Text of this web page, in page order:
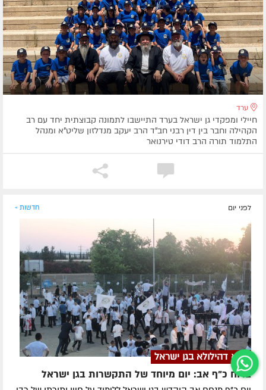
ערד
חיילי ומפקדי גן ישראל בערד התיישבו לתמונה קבוצתית יחד עם רב
הקהילה וחבר בין דין רבני חב"ד הרב יעקב מנדלזון שליט"א ומנהל
התלמוד תורה הרב דודי טירנואר
לפני יום חדשות »
יומא דהילולא בגן ישראל
ברוח כ"ף אב: יום מיוחד של התקשרות בגן ישראל